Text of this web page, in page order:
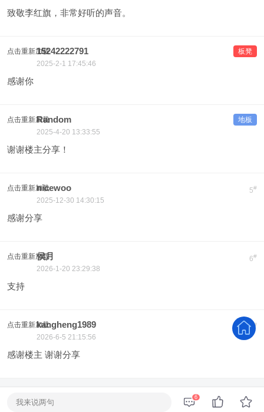
致敬李红旗，非常好听的声音。
点击重新加载 板凳
15242222791
2025-2-1 17:45:46
感谢你
点击重新加载 地板
Random
2025-4-20 13:33:55
谢谢楼主分享！
点击重新加载 5#
nicewoo
2025-12-30 14:30:15
感谢分享
点击重新加载 6#
侯月
2026-1-20 23:29:38
支持
点击重新加载 7 #
kangheng1989
2026-6-5 21:15:56
感谢楼主 谢谢分享
我来说两句
6